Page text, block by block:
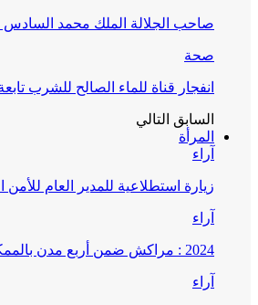
صاحب الجلالة الملك محمد السادس
صحة
انفجار قناة للماء الصالح للشرب
السابق التالي
المرأة
آراء
زيارة استطلاعية للمدير العام
آراء
2024 : مراكش ضمن أربع مدن بالممكلة سجلت مامجموعه 656 قضية تتعلق بغسيل الأموال
آراء